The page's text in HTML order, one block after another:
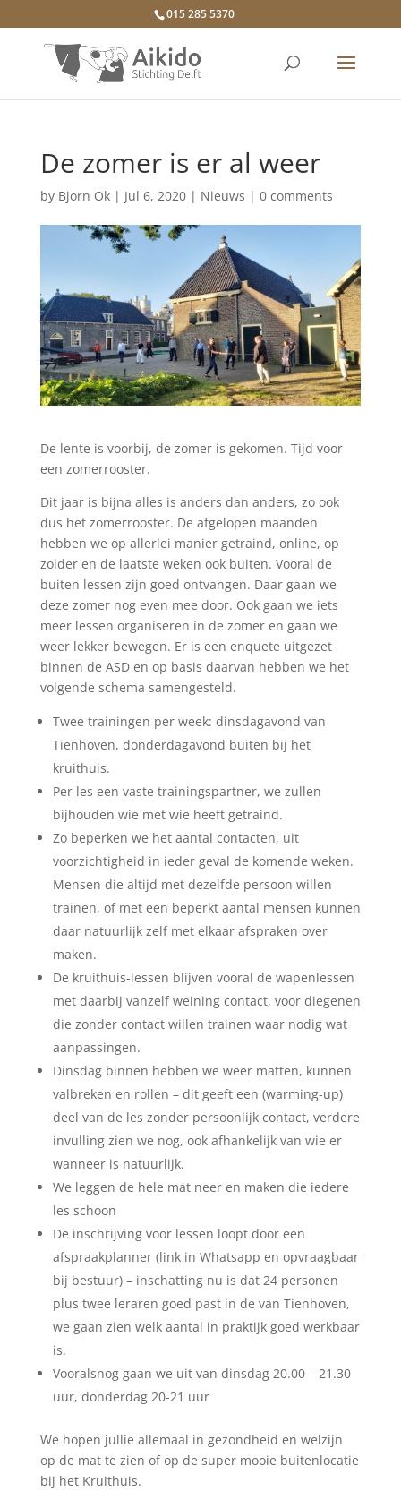
015 285 5370
De zomer is er al weer
by Bjorn Ok| Jul 6, 2020| Nieuws | 0 comments
De lente is voorbij, de zomer is gekomen. Tijd voor
een zomerrooster.
Dit jaar is bijna alles is anders dan anders, zo ook
dus het zomerrooster. De afgelopen maanden
hebben we op allerlei manier getraind, online, op
zolder en de laatste weken ook buiten. Vooral de
buiten lessen zijn goed ontvangen. Daar gaan we
deze zomer nog even mee door. Ook gaan we iets
meer lessen organiseren in de zomer en gaan we
weer lekker bewegen. Er is een enquete uitgezet
binnen de ASD en op basis daarvan hebben we het
volgende schema samengesteld.
Twee trainingen per week: dinsdagavond van
Tienhoven, donderdagavond buiten bij het
kruithuis.
Per les een vaste trainingspartner, we zullen
bijhouden wie met wie heeft getraind.
Zo beperken we het aantal contacten, uit
voorzichtigheid in ieder geval de komende weken.
Mensen die altijd met dezelfde persoon willen
trainen, of met een beperkt aantal mensen kunnen
daar natuurlijk zelf met elkaar afspraken over
maken.
De kruithuis-lessen blijven vooral de wapenlessen
met daarbij vanzelf weining contact, voor diegenen
die zonder contact willen trainen waar nodig wat
aanpassingen.
Dinsdag binnen hebben we weer matten, kunnen
valbreken en rollen – dit geeft een (warming-up)
deel van de les zonder persoonlijk contact, verdere
invulling zien we nog, ook afhankelijk van wie er
wanneer is natuurlijk.
We leggen de hele mat neer en maken die iedere
les schoon
De inschrijving voor lessen loopt door een
afspraakplanner (link in Whatsapp en opvraagbaar
bij bestuur) – inschatting nu is dat 24 personen
plus twee leraren goed past in de van Tienhoven,
we gaan zien welk aantal in praktijk goed werkbaar
is.
Vooralsnog gaan we uit van dinsdag 20.00 – 21.30
uur, donderdag 20-21 uur
We hopen jullie allemaal in gezondheid en welzijn
op de mat te zien of op de super mooie buitenlocatie
bij het Kruithuis.